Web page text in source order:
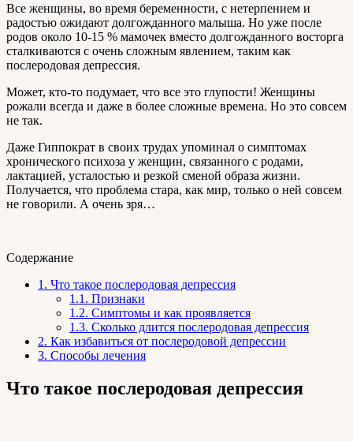
Все женщины, во время беременности, с нетерпением и
радостью ожидают долгожданного малыша. Но уже после
родов около 10-15 % мамочек вместо долгожданного восторга
сталкиваются с очень сложным явлением, таким как
послеродовая депрессия.
Может, кто-то подумает, что все это глупости! Женщины
рожали всегда и даже в более сложные времена. Но это совсем
не так.
Даже Гиппократ в своих трудах упоминал о симптомах
хронического психоза у женщин, связанного с родами,
лактацией, усталостью и резкой сменой образа жизни.
Получается, что проблема стара, как мир, только о ней совсем
не говорили. А очень зря…
Содержание
1. Что такое послеродовая депрессия
1.1. Признаки
1.2. Симптомы и как проявляется
1.3. Сколько длится послеродовая депрессия
2. Как избавиться от послеродовой депрессии
3. Способы лечения
Что такое послеродовая депрессия